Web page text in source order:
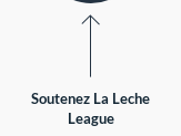
Soutenez La Leche
League